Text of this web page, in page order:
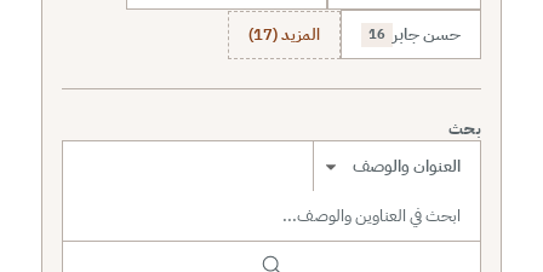
حسن جابر 16 المزيد (17)
بحث
نطاق البحث